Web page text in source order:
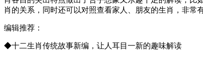
肖的关系，同时还可以对照查看家人、朋友的生肖，非常
编辑推荐：
◆十二生肖传统故事新编，让人耳目一新的趣味解读